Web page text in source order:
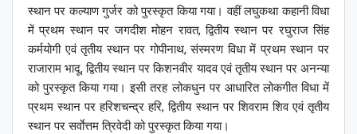
स्थान पर कल्याण गुर्जर को पुरस्कृत किया गया। वहीं लघुकथा कहानी विधा
में प्रथम स्थान पर जगदीश मोहन रावत, द्वितीय स्थान पर रघुराज सिंह
कर्मयोगी एवं तृतीय स्थान पर गोपीनाथ, संस्मरण विधा में प्रथम स्थान पर
राजाराम भादू, द्वितीय स्थान पर किशनवीर यादव एवं तृतीय स्थान पर अनन्या
को पुरस्कृत किया गया। इसी तरह लोकधुन पर आधारित लोकगीत विधा में
प्रथम स्थान पर हरिशचन्द्र हरि, द्वितीय स्थान पर शिवराम शिव एवं तृतीय
स्थान पर सर्वाेत्तम त्रिवेदी को पुरस्कृत किया गया।